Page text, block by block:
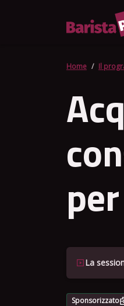
Home Il
La
Sponsorizzato